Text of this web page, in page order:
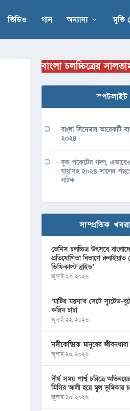
ভিডিও গান অন্যান্য মুভি
বাংলা চলচ্চিত্রের
স্পটলাইট
বাংলা সিনেমার আরেকটি
২০২৪
বুক পকেটের গল্প,
যায়’সহ ২০২৪ সালের
নাটক
সাম্প্রতিক
ভেনিস চলচ্চিত্র উৎসবে
প্রতিযোগিতা বিভাগে রুবাইয়াত
ডিফিকাল্ট ব্রাইড’
জুলাই ২৩, ২০২৬
‘মাটির ময়না’র সেটে
করিম চাচা
জুলাই ২২, ২০২৬
নদীকেন্দ্রিক মানুষের জীবনধারা
জুলাই ২০, ২০২৬
দীর্ঘ সময় পার্শ্ব চরিত্রে
মিসির আলী হয়ে মূল ভূমিকায়
জুলাই ২০, ২০২৬